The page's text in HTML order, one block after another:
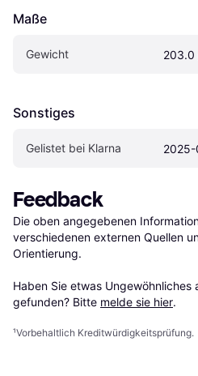
Maße
Gewicht 203.0
Sonstiges
Gelistet bei Klarna 2025-
Feedback
Die oben angegebenen
verschiedenen externen Quellen
Orientierung.
Haben Sie etwas Ungewöhnliches
gefunden? Bitte melde sie hier.
¹Vorbehaltlich Kreditwürdigkeitsprüfung.